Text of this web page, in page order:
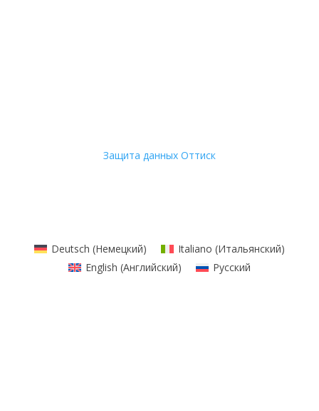
Защита данных Оттиск
Deutsch (Немецкий) Italiano (Итальянский)
English (Английский) Русский